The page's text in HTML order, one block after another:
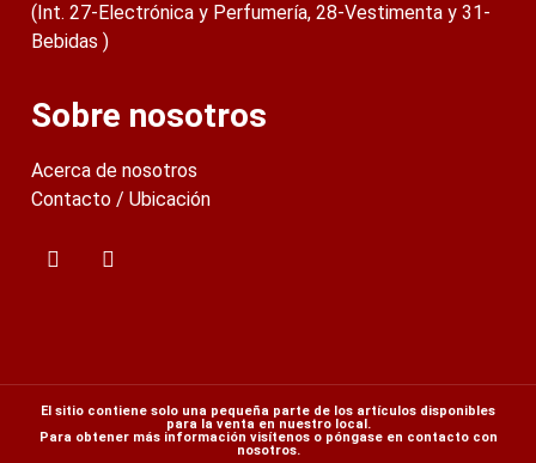
(Int. 27-Electrónica y Perfumería, 28-Vestimenta y 31-
Bebidas )
Sobre nosotros
Acerca de nosotros
Contacto / Ubicación
El sitio contiene solo una pequeña parte de los artículos disponibles
para la venta en nuestro local.
Para obtener más información visítenos o póngase en contacto con
nosotros.